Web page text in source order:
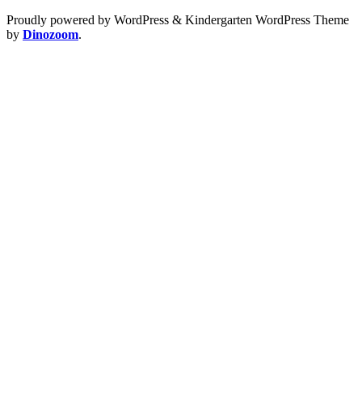
Proudly powered by WordPress & Kindergarten WordPress Theme
by Dinozoom.